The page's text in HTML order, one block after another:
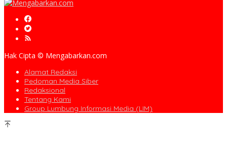
Hak Cipta © Mengabarkan.com
Alamat Redaksi
Pedoman Media Siber
Redaksional
Tentang Kami
Group Lumbung Informasi Media (LIM)